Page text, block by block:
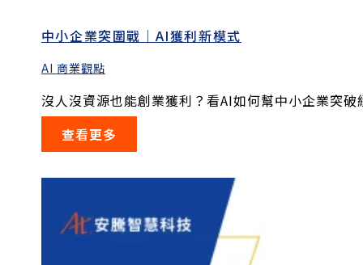
中小企業突圍戰｜AI獲利新模式
AI 商業觀點
沒人沒資源也能創業獲利？看AI如何幫中小企業突破
查看更多